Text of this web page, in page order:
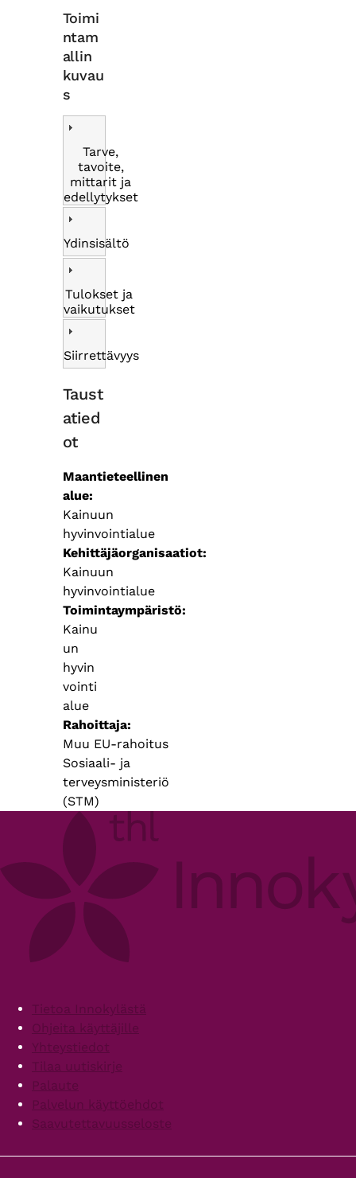
Toimi
ntam
allin
kuvau
s
Tarve,
tavoite,
mittarit ja
edellytykset
Ydinsisältö
Tulokset ja
vaikutukset
Siirrettävyys
Taust
atied
ot
Maantieteellinen
alue
Kainuun
hyvinvointialue
Kehittäjäorganisaatiot
Kainuun
hyvinvointialue
Toimintaympäristö
Kainu
un
hyvin
vointi
alue
Rahoittaja
Muu EU-rahoitus
Sosiaali- ja
terveysministeriö
(STM)
FooterTietoa Innokylästä
Ohjeita käyttäjille
Yhteystiedot
Tilaa uutiskirje
Palaute
Palvelun käyttöehdot
Saavutettavuusseloste